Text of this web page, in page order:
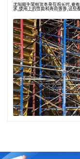
沈阳脚手架租赁本身在购买时,要
求,使用上的性能和寿命等等,这些